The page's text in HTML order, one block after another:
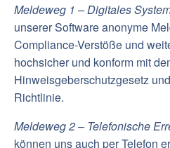
Meldeweg 1 – Digitales
unserer Software anonyme
Compliance-Verstöße und
hochsicher und konform mit
Hinweisgeberschutzgesetz
Richtlinie.
Meldeweg 2 – Telefonische
können uns auch per Telefon